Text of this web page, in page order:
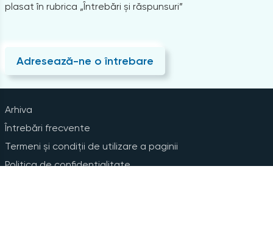
plasat în rubrica „Întrebări și răspunsuri”
Adresează-ne o întrebare
Arhiva
Întrebări frecvente
Termeni și condiții de utilizare a paginii
Politica de confidențialitate